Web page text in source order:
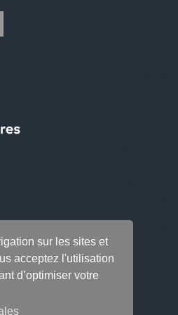
sur les sites et
acceptez l'utilisation
d’optimiser votre